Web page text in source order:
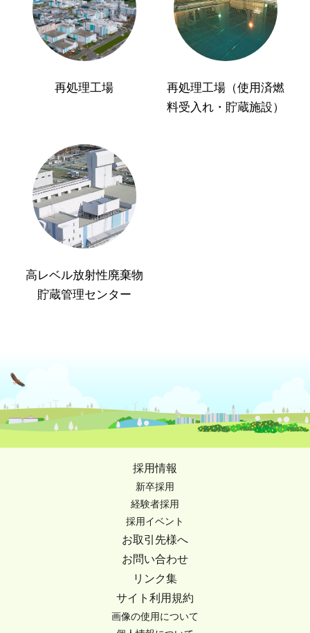
再処理工場
再処理工場（使用済燃
料受入れ・貯蔵施設）
高レベル放射性廃棄物
貯蔵管理センター
採用情報
新卒採用
経験者採用
採用イベント
お取引先様へ
お問い合わせ
リンク集
サイト利用規約
画像の使用について